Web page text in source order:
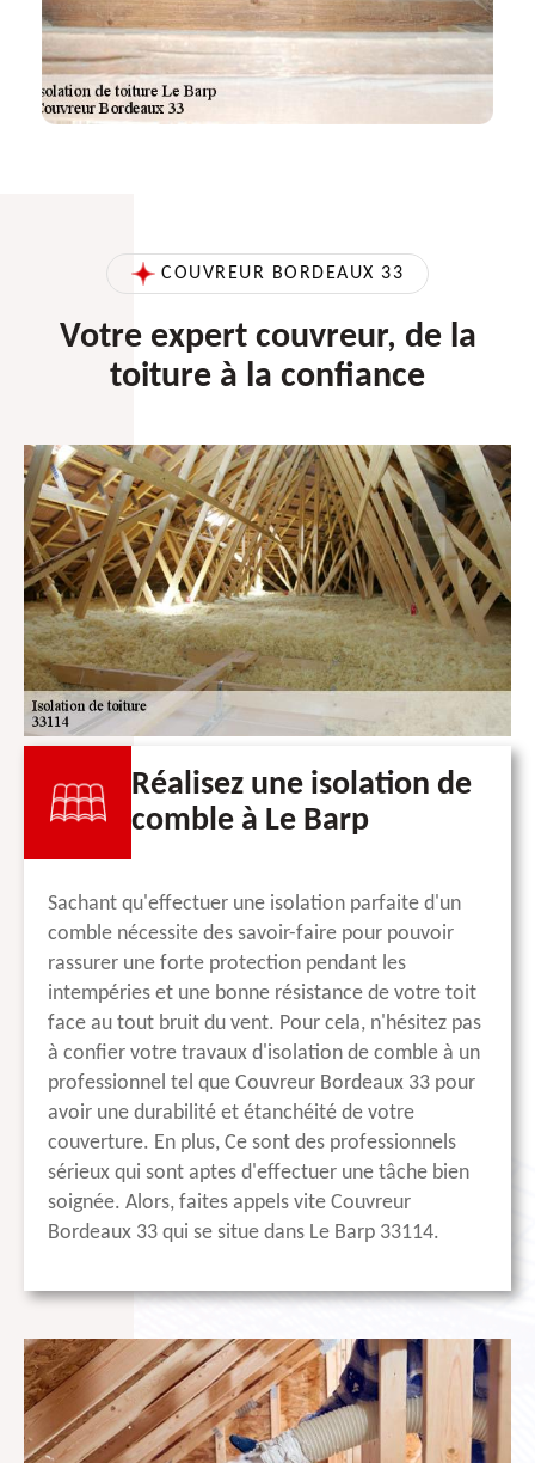
COUVREUR BORDEAUX 33
Votre expert couvreur, de la
toiture à la confiance
Réalisez une isolation de
comble à Le Barp
Sachant qu'effectuer une isolation parfaite d'un
comble nécessite des savoir-faire pour pouvoir
rassurer une forte protection pendant les
intempéries et une bonne résistance de votre toit
face au tout bruit du vent. Pour cela, n'hésitez pas
à confier votre travaux d'isolation de comble à un
professionnel tel que Couvreur Bordeaux 33 pour
avoir une durabilité et étanchéité de votre
couverture. En plus, Ce sont des professionnels
sérieux qui sont aptes d'effectuer une tâche bien
soignée. Alors, faites appels vite Couvreur
Bordeaux 33 qui se situe dans Le Barp 33114.